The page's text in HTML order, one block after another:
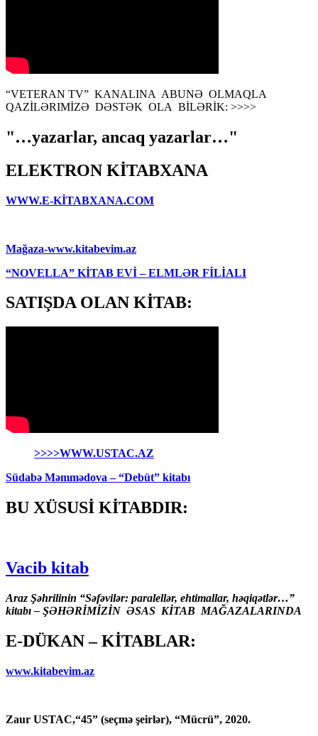
“VETERAN TV” KANALINA ABUNƏ OLMAQLA
QAZİLƏRIMİZƏ DƏSTƏK OLA BİLƏRİK: >>>>
"…yazarlar, ancaq yazarlar…"
ELEKTRON KİTABXANA
WWW.E-KİTABXANA.COM
Mağaza-www.kitabevim.az
“NOVELLA” KİTAB EVİ – ELMLƏR FİLİALI
SATIŞDA OLAN KİTAB:
>>>>WWW.USTAC.AZ
Südabə Məmmədova – “Debüt” kitabı
BU XÜSUSİ KİTABDIR:
Vacib kitab
Araz Şəhrilinin “Səfəvilər: paralellər, ehtimallar, həqiqətlər…”
kitabı – ŞƏHƏRİMİZİN ƏSAS KİTAB MAĞAZALARINDA
E-DÜKAN – KİTABLAR:
www.kitabevim.az
Zaur USTAC,“45” (seçmə şeirlər), “Mücrü”, 2020.